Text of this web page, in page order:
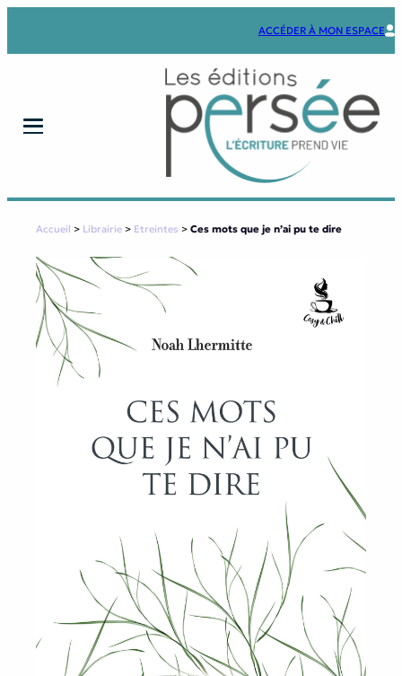
ACCÉDER À MON ESPACE
Accueil > Librairie > Etreintes > Ces mots que je n’ai pu te dire